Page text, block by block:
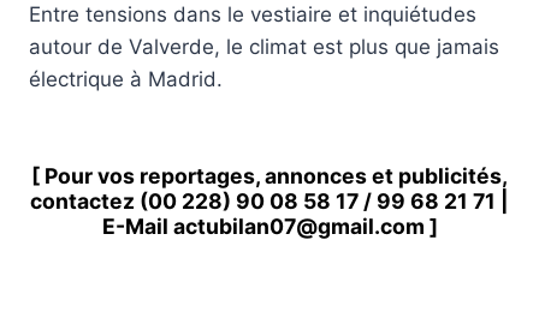
Entre tensions dans le vestiaire et inquiétudes
autour de Valverde, le climat est plus que jamais
électrique à Madrid.
[ Pour vos reportages, annonces et publicités,
contactez (00 228) 90 08 58 17 / 99 68 21 71
E-Mail actubilan07@gmail.com ]